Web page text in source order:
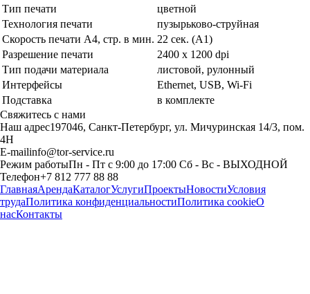
Тип печати
цветной
Технология печати
пузырьково-струйная
Скорость печати А4, стр. в мин. 22 сек. (А1)
Разрешение печати
2400 x 1200 dpi
Тип подачи материала
листовой, рулонный
Интерфейсы
Ethernet, USB, Wi-Fi
Подставка
в комплекте
Свяжитесь с нами
Наш адрес197046, Санкт-Петербург, ул. Мичуринская 14/3, пом.
4Н
E-mailinfo@tor-service.ru
Режим работыПн - Пт с 9:00 до 17:00 Сб - Вс - ВЫХОДНОЙ
Телефон+7 812 777 88 88
ГлавнаяАрендаКаталогУслугиПроектыНовостиУсловия
трудаПолитика конфиденциальностиПолитика cookieО
насКонтакты